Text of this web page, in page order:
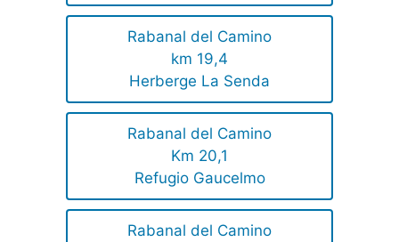
Rabanal del Camino
km 19,4
Herberge La Senda
Rabanal del Camino
Km 20,1
Refugio Gaucelmo
Rabanal del Camino